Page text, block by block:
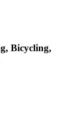
Bicycling,